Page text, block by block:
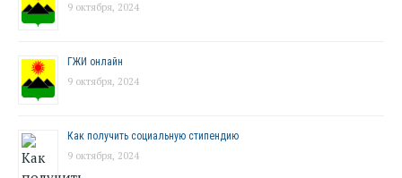
9 октября, 2024
ГЖИ онлайн
9 октября, 2024
Как получить социальную стипендию
9 октября, 2024